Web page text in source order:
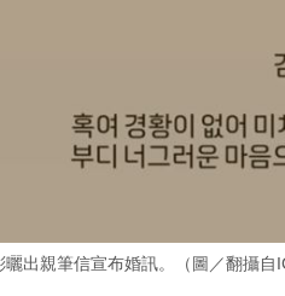
曬出親筆信宣布婚訊。（圖／翻攝自